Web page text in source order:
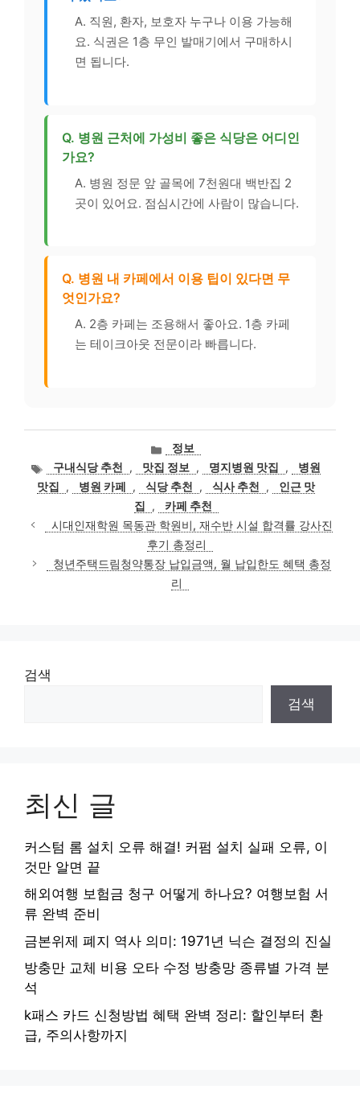
A. 직원, 환자, 보호자 누구나 이용 가능해
요. 식권은 1층 무인 발매기에서 구매하시
면 됩니다.
Q. 병원 근처에 가성비 좋은 식당은 어디인
가요?
A. 병원 정문 앞 골목에 7천원대 백반집 2
곳이 있어요. 점심시간에 사람이 많습니다.
Q. 병원 내 카페에서 이용 팁이 있다면 무
엇인가요?
A. 2층 카페는 조용해서 좋아요. 1층 카페
는 테이크아웃 전문이라 빠릅니다.
카
테
고
리
정보
태
그
구내식당 추천 , 맛집 정보 , 명지병원 맛집 ,
병원
맛집
, 병원 카페 , 식당 추천 , 식사 추천 ,
인근 맛
집
,
카페 추천
시대인재학원 목동관 학원비, 재수반 시설 합격률 강사진
후기 총정리
청년주택드림청약통장 납입금액, 월 납입한도 혜택 총정
리
검색
검색
최신 글
커스텀 롬 설치 오류 해결! 커펌 설치 실패 오류, 이
것만 알면 끝
해외여행 보험금 청구 어떻게 하나요? 여행보험 서
류 완벽 준비
금본위제 폐지 역사 의미: 1971년 닉슨 결정의 진실
방충만 교체 비용 오타 수정 방충망 종류별 가격 분
석
k패스 카드 신청방법 혜택 완벽 정리: 할인부터 환
급, 주의사항까지